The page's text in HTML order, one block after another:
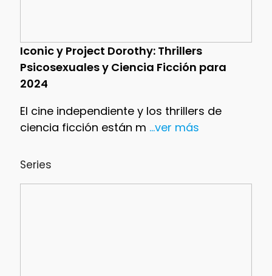
Iconic y Project Dorothy: Thrillers
Psicosexuales y Ciencia Ficción para
2024
El cine independiente y los thrillers de
ciencia ficción están m ...ver más
Series